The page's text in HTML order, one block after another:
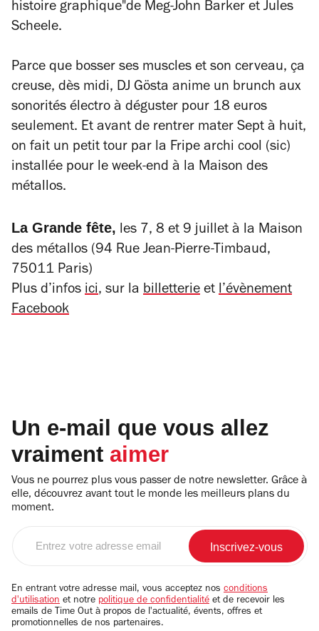
histoire graphique"de Meg-John Barker et Jules
Scheele.
Parce que bosser ses muscles et son cerveau, ça
creuse, dès midi, DJ Gösta anime un brunch aux
sonorités électro à déguster pour 18 euros
seulement. Et avant de rentrer mater Sept à huit,
on fait un petit tour par la Fripe archi cool (sic)
installée pour le week-end à la Maison des
métallos.
La Grande fête, les 7, 8 et 9 juillet à la Maison
des métallos (94 Rue Jean-Pierre-Timbaud,
75011 Paris)
Plus d’infos ici, sur la billetterie et l’évènement
Facebook
Un e-mail que vous allez
vraiment aimer
Vous ne pourrez plus vous passer de notre newsletter. Grâce à
elle, découvrez avant tout le monde les meilleurs plans du
moment.
email
En entrant votre adresse mail, vous acceptez nos conditions
d'utilisation et notre politique de confidentialité et de recevoir les
emails de Time Out à propos de l'actualité, évents, offres et
promotionnelles de nos partenaires.